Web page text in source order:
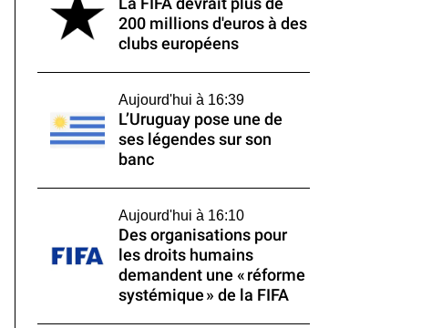
La FIFA devrait plus de
200 millions d'euros à des
clubs européens
Aujourd'hui à 16:39
L’Uruguay pose une de
ses légendes sur son
banc
Aujourd'hui à 16:10
Des organisations pour
les droits humains
demandent une « réforme
systémique » de la FIFA